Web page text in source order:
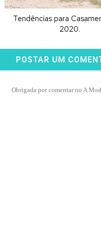
Tendências para
2020.
POSTAR UM
Obrigada por comentar no A